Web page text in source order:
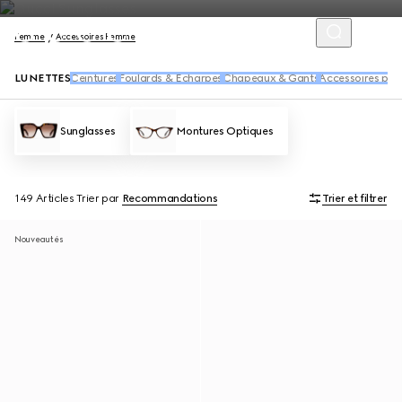
Femme Accessoires Femme
LUNETTES Ceintures Foulards & Écharpes Chapeaux & Gants Accessoires
Sunglasses Montures Optiques
149 Articles Trier par Recommandations Trier et filtrer
Nouveautés